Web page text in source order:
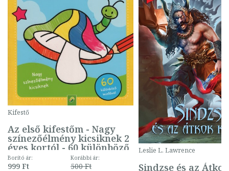
Kifestő
Az első kifestőm - Nagy
színezőélmény kicsiknek 2
éves kortól - 60 különböző
mintával (gombás)
Borító ár:
999 Ft
Korábbi ár:
500 Ft
Leslie L. Lawrence
Sindzse és az Átkok